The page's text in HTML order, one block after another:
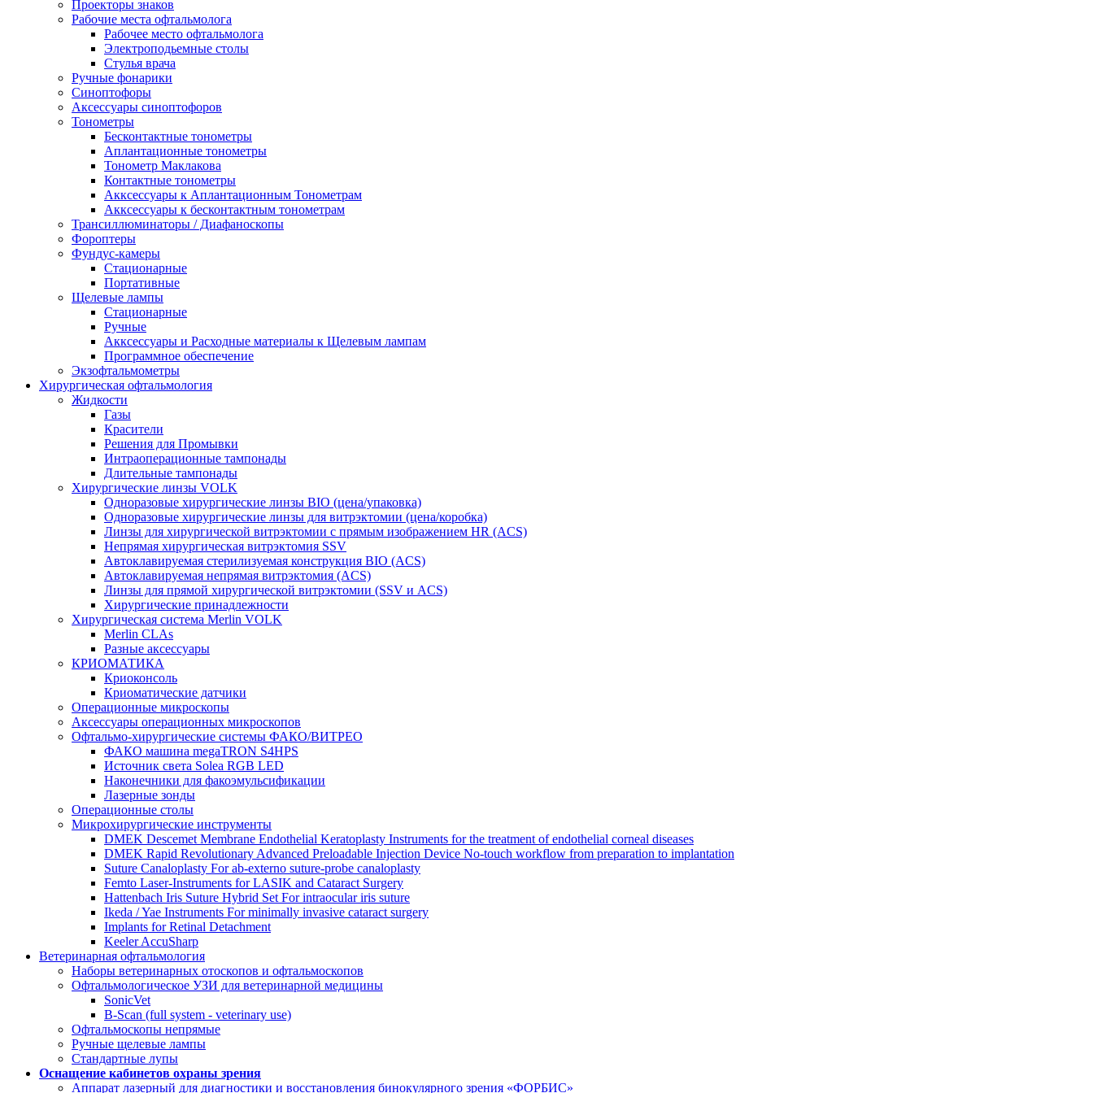
Проекторы знаков
Рабочие места офтальмолога
Рабочее место офтальмолога
Электроподьемные столы
Стулья врача
Ручные фонарики
Синоптофоры
Аксессуары синоптофоров
Тонометры
Бесконтактные тонометры
Аплантационные тонометры
Тонометр Маклакова
Контактные тонометры
Акксессуары к Аплантационным Тонометрам
Акксессуары к бесконтактным тонометрам
Трансиллюминаторы / Диафаноскопы
Фороптеры
Фундус-камеры
Стационарные
Портативные
Щелевые лампы
Стационарные
Ручные
Акксессуары и Расходные материалы к Щелевым лампам
Программное обеспечение
Экзофтальмометры
Хирургическая офтальмология
Жидкости
Газы
Красители
Решения для Промывки
Интраоперационные тампонады
Длительные тампонады
Хирургические линзы VOLK
Одноразовые хирургические линзы BIO (цена/упаковка)
Одноразовые хирургические линзы для витрэктомии (цена/коробка)
Линзы для хирургической витрэктомии с прямым изображением HR (ACS)
Непрямая хирургическая витрэктомия SSV
Автоклавируемая стерилизуемая конструкция BIO (ACS)
Автоклавируемая непрямая витрэктомия (ACS)
Линзы для прямой хирургической витрэктомии (SSV и ACS)
Хирургические принадлежности
Хирургическая система Merlin VOLK
Merlin CLAs
Разные аксессуары
КРИОМАТИКА
Криоконсоль
Криоматические датчики
Операционные микроскопы
Аксессуары операционных микроскопов
Офтальмо-хирургические системы ФАКО/ВИТРЕО
ФАКО машина megaTRON S4HPS
Источник света Solea RGB LED
Наконечники для факоэмульсификации
Лазерные зонды
Операционные столы
Микрохирургические инструменты
DMEK Descemet Membrane Endothelial Keratoplasty Instruments for the treatment of endothelial corneal diseases
DMEK Rapid Revolutionary Advanced Preloadable Injection Device No-touch workflow from preparation to implantation
Suture Canaloplasty For ab-externo suture-probe canaloplasty
Femto Laser-Instruments for LASIK and Cataract Surgery
Hattenbach Iris Suture Hybrid Set For intraocular iris suture
Ikeda / Yae Instruments For minimally invasive cataract surgery
Implants for Retinal Detachment
Keeler AccuSharp
Ветеринарная офтальмология
Наборы ветеринарных отоскопов и офтальмоскопов
Офтальмологическое УЗИ для ветеринарной медицины
SonicVet
B-Scan (full system - veterinary use)
Офтальмоскопы непрямые
Ручные щелевые лампы
Стандартные лупы
Оснащение кабинетов охраны зрения
Аппарат лазерный для диагностики и восстановления бинокулярного зрения «ФОРБИС»